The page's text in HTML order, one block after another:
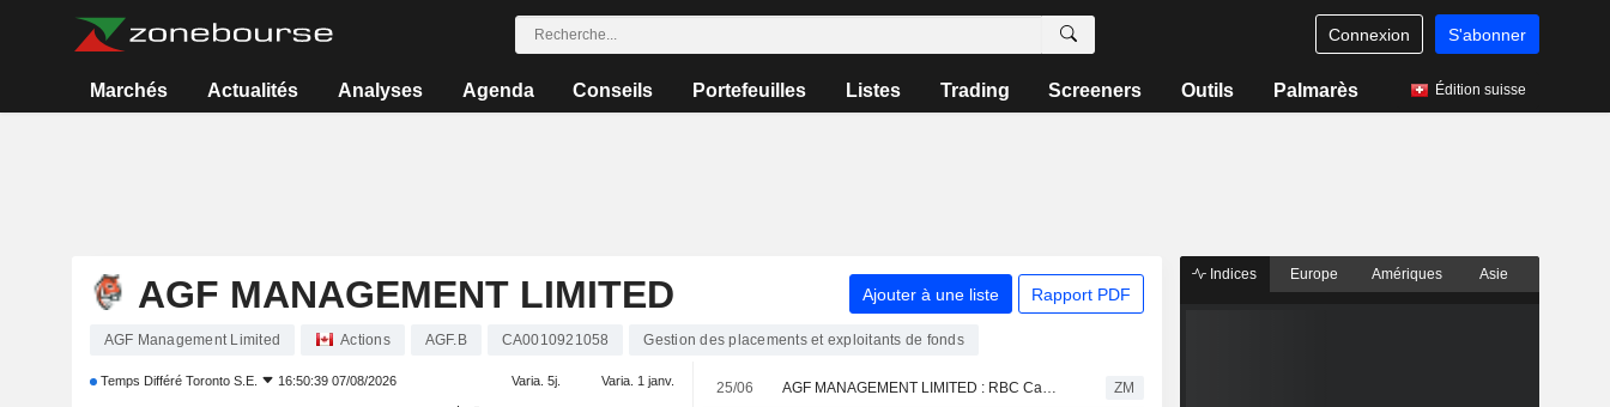
Connexion S'abonner
Marchés Actualités Analyses Agenda Conseils Portefeuilles Listes Trading Screeners Outils Palmarès Édition suisse
AGF MANAGEMENT LIMITED Ajouter à une liste Rapport PDF
AGF Management Limited Actions AGF.B CA0010921058 Gestion des placements et exploitants de fonds
Temps Différé Toronto S.E. 16:50:39 07/08/2026 Varia. 5j. Varia. 1 janv. 25/06 AGF MANAGEMENT LIMITED : RBC Capital Markets reste à l'achat ZM
Indices Europe Amériques Asie